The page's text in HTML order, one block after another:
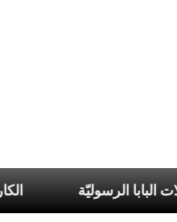
ضمن رحلات البابا الرسوليّة